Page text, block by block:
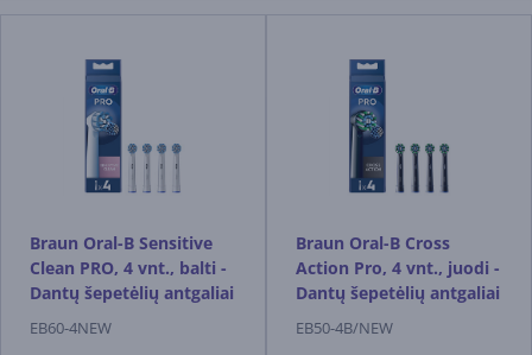
Braun Oral-B Sensitive
Clean PRO, 4 vnt., balti -
Dantų šepetėlių antgaliai
EB60-4NEW
Braun Oral-B Cross
Action Pro, 4 vnt., juodi -
Dantų šepetėlių antgaliai
EB50-4B/NEW